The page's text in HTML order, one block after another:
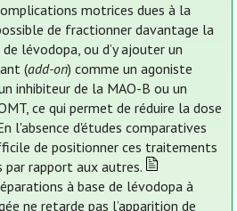
motrices dues à la
de fractionner davantage la
lévodopa, ou d’y ajouter un
(add-on) comme un agoniste
inhibiteur de la MAO-B ou un
ce qui permet de réduire la dose
l'absence d'études comparatives
de positionner ces traitements
par rapport aux autres.
à base de lévodopa à
ne retarde pas l’apparition de